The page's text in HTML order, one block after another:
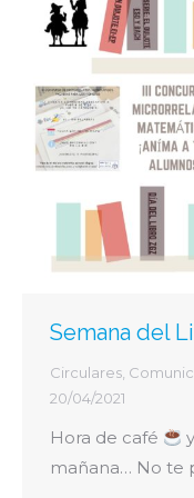
Semana del
Circulares,
20/04/2021
Hora de café
mañana… No te